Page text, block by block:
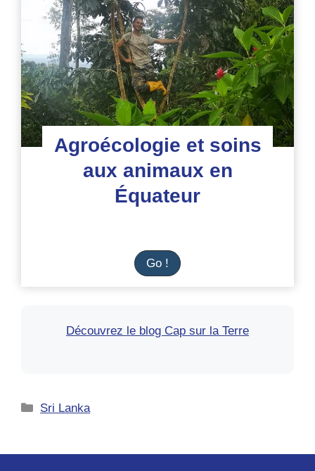
refuge
d’animaux
Agroécologie et soins
aux animaux en
Équateur
Go ! Agroécologie
et
animaux
Découvrez le blog Cap sur la Terre
Catégories
Sri Lanka